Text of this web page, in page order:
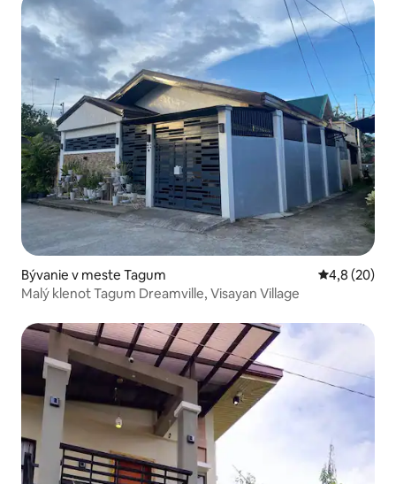
Bývanie v meste Tagum Priemerné
4,8 (20)
Malý klenot Tagum Dreamville, Visayan Village